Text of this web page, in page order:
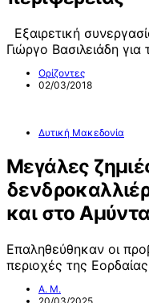
Εξαιρετική
Γιώργο Βασιλειάδη
Ορίζοντες
02/03/2018
Δυτική Μακεδονία
Μεγάλες
και στο
Επαληθεύθηκαν οι
περιοχές της
Α. Μ.